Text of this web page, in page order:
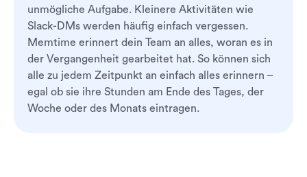
unmögliche Aufgabe. Kleinere Aktivitäten wie
Slack-DMs werden häufig einfach vergessen.
Memtime erinnert dein Team an alles, woran es in
der Vergangenheit gearbeitet hat. So können sich
alle zu jedem Zeitpunkt an einfach alles erinnern –
egal ob sie ihre Stunden am Ende des Tages, der
Woche oder des Monats eintragen.